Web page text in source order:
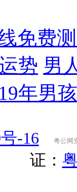
免费
势 男
年男
-16 粤公网
证：